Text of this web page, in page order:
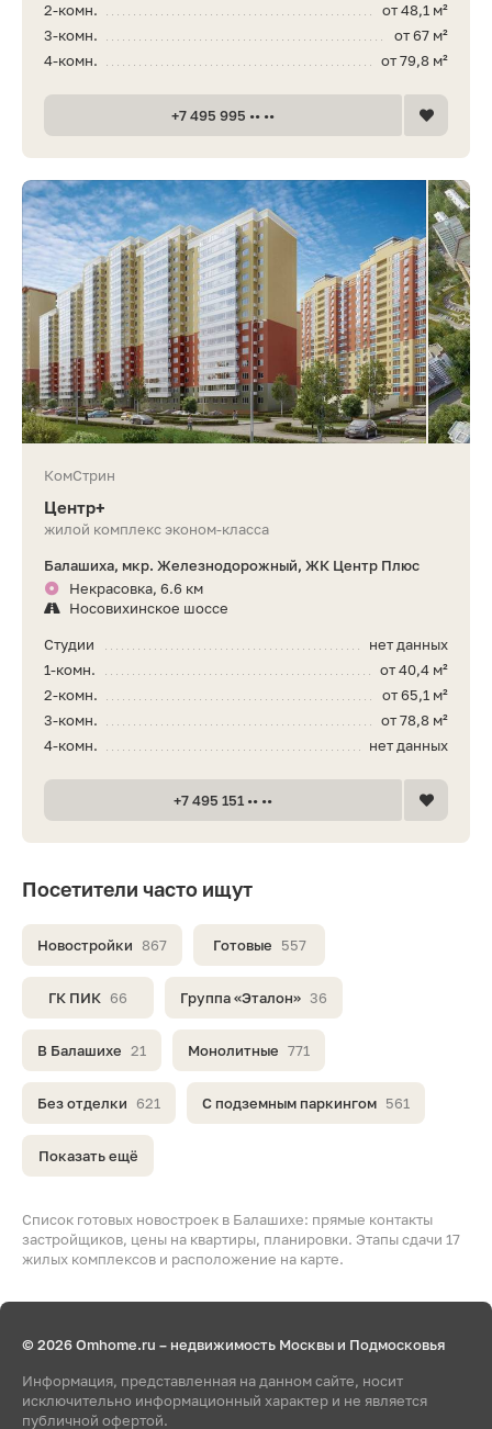
Список готовых новостроек в Балашихе: прямые контакты
застройщиков, цены на квартиры, планировки. Этапы сдачи 17
жилых комплексов и расположение на карте.
Посетители часто ищут
Новостройки 867 Готовые 557
ГК ПИК 66 Группа «Эталон» 36
В Балашихе 21 Монолитные 771
Без отделки 621 С подземным паркингом 561
Показать ещё
от 48,1 м²
2-комн.
от 67 м²
3-комн.
от 79,8 м²
4-комн.
+7 495 995 •• ••
КомСтрин
Центр+
жилой комплекс эконом-класса
Балашиха, мкр. Железнодорожный, ЖК Центр Плюс
Некрасовка, 6.6 км
Носовихинское шоссе
нет данных
Студии
от 40,4 м²
1-комн.
от 65,1 м²
2-комн.
от 78,8 м²
3-комн.
нет данных
4-комн.
+7 495 151 •• ••
© 2026 Omhome.ru – недвижимость Москвы и Подмосковья
Информация, представленная на данном сайте, носит
исключительно информационный характер и не является
публичной офертой.